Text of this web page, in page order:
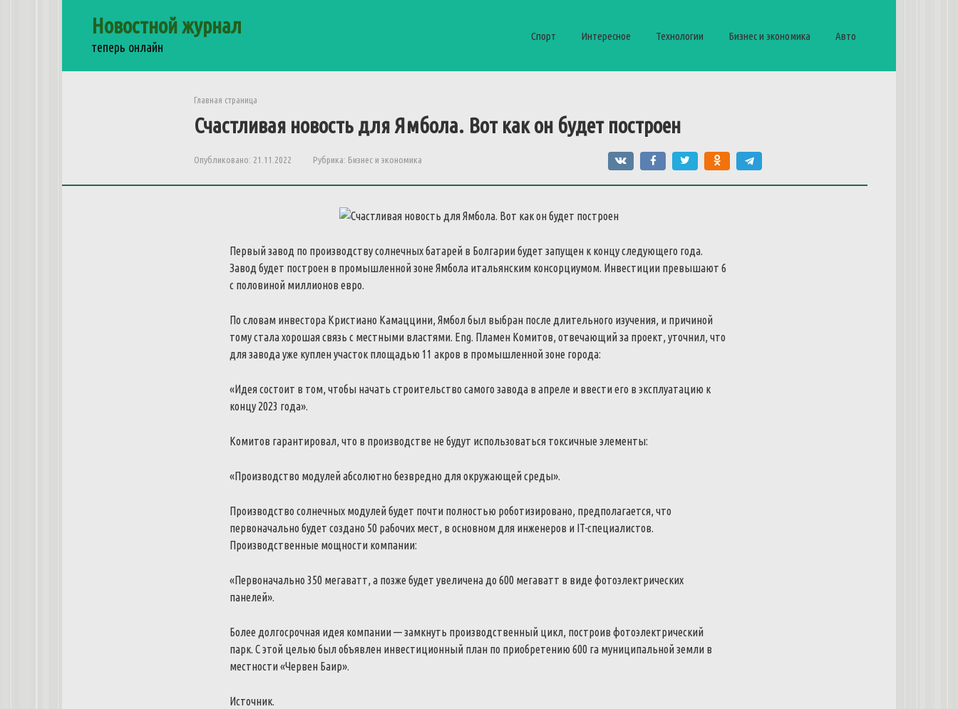
Новостной журнал
теперь онлайн
Спорт Интересное Технологии Бизнес и экономика Авто
Главная страница
Счастливая новость для Ямбола. Вот как он будет построен
Опубликовано: 21.11.2022 Рубрика: Бизнес и экономика
Первый завод по производству солнечных батарей в Болгарии будет запущен к концу следующего года.
Завод будет построен в промышленной зоне Ямбола итальянским консорциумом. Инвестиции превышают 6
с половиной миллионов евро.
По словам инвестора Кристиано Камаццини, Ямбол был выбран после длительного изучения, и причиной
тому стала хорошая связь с местными властями. Eng. Пламен Комитов, отвечающий за проект, уточнил, что
для завода уже куплен участок площадью 11 акров в промышленной зоне города:
«Идея состоит в том, чтобы начать строительство самого завода в апреле и ввести его в эксплуатацию к
концу 2023 года».
Комитов гарантировал, что в производстве не будут использоваться токсичные элементы:
«Производство модулей абсолютно безвредно для окружающей среды».
Производство солнечных модулей будет почти полностью роботизировано, предполагается, что
первоначально будет создано 50 рабочих мест, в основном для инженеров и IT-специалистов.
Производственные мощности компании:
«Первоначально 350 мегаватт, а позже будет увеличена до 600 мегаватт в виде фотоэлектрических
панелей».
Более долгосрочная идея компании — замкнуть производственный цикл, построив фотоэлектрический
парк. С этой целью был объявлен инвестиционный план по приобретению 600 га муниципальной земли в
местности «Червен Баир».
Источник.